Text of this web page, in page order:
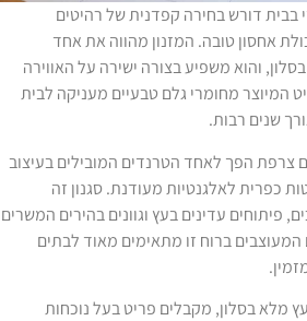
דורש בחירה קפדנית של רהיטים
אחסון טובה. המזנון מהווה את אחד
והוא משפיע בצורה ישירה על האווירה
מחומרי גלם טבעיים מעניקה לבית
שנים רבות.
הפך לאחד הטרנדים המובילים בעיצוב
כפרית לאלגנטיות מעודנת. סגנון זה
עדינים בעץ וגוונים בהירים המשרים
ברוח זו מתאימים מאוד לבתים
בסלון, מקבלים פריט בעל נוכחות